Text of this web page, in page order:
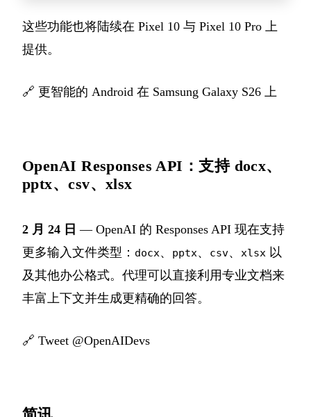
这些功能也将陆续在 Pixel 10 与 Pixel 10 Pro 上
提供。
🔗 更智能的 Android 在 Samsung Galaxy S26 上
OpenAI Responses API：支持 docx、
pptx、csv、xlsx
2 月 24 日 — OpenAI 的 Responses API 现在支持
更多输入文件类型： docx、 pptx、 csv、 xlsx 以
及其他办公格式。代理可以直接利用专业文档来
丰富上下文并生成更精确的回答。
🔗 Tweet @OpenAIDevs